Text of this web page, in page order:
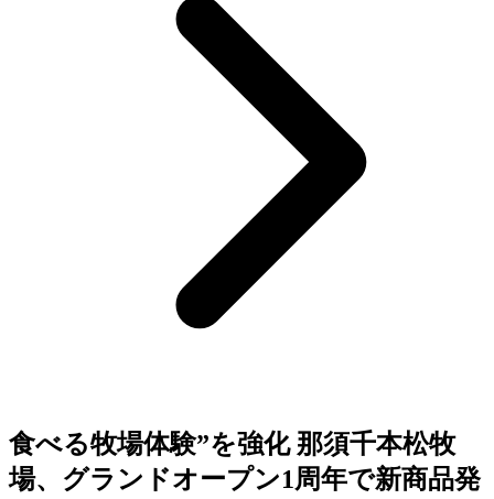
食べる牧場体験”を強化 那須千本松牧
場、グランドオープン1周年で新商品発